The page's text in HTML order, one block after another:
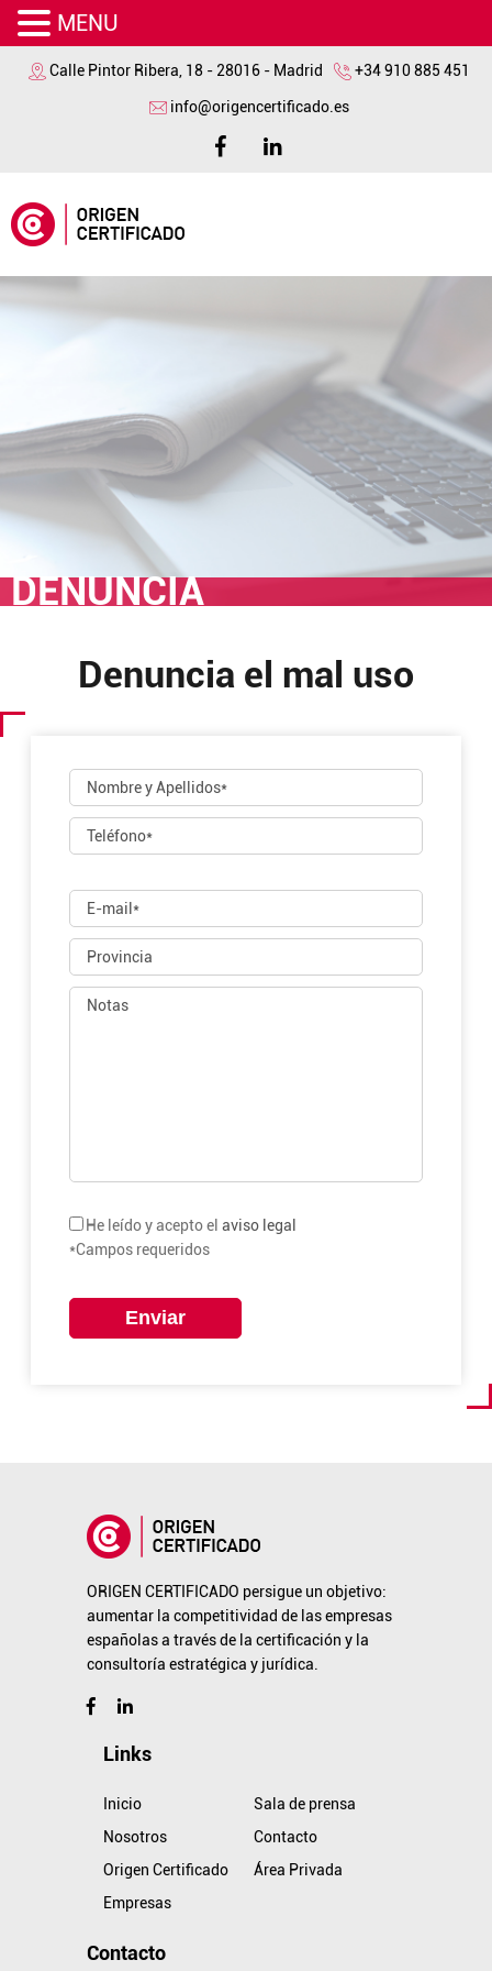
Calle Pintor Ribera, 18 - 28016 - Madrid +34 910 885 451
info@origencertificado.es
DENUNCIA
Denuncia el mal uso
He leído y acepto el aviso legal
*Campos requeridos
ORIGEN CERTIFICADO persigue un objetivo:
aumentar la competitividad de las empresas
españolas a través de la certificación y la
consultoría estratégica y jurídica.
Links
Inicio
Nosotros
Origen Certificado
Empresas
Sala de prensa
Contacto
Área Privada
Contacto
MENU